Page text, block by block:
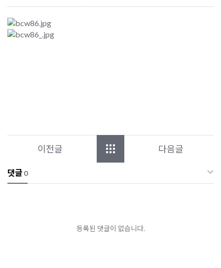
이전글 다음글
댓글 0
등록된 댓글이 없습니다.